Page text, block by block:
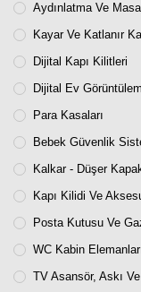
Aydınlatma Ve
Kayar Ve Katlanır
Dijital Kapı Kilitleri
Dijital Ev
Para Kasaları
Bebek Güvenlik
Kalkar - Düşer
Kapı Kilidi Ve
Posta Kutusu Ve
WC Kabin
TV Asansör, Askı